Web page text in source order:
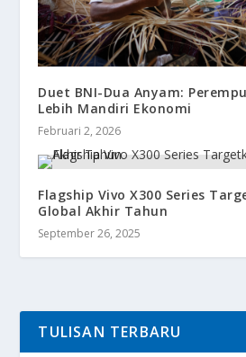
Duet BNI-Dua Anyam:
Lebih Mandiri Ekonomi
Februari 2, 2026
Flagship Vivo X300 Series
Global Akhir Tahun
September 26, 2025
TULISAN TERBARU